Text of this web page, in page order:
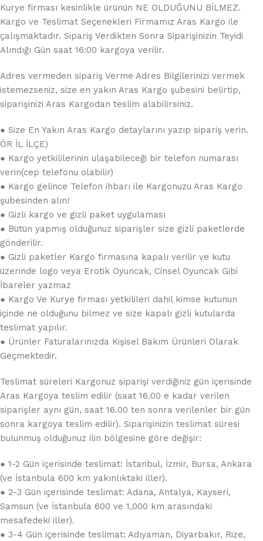
Kurye firması kesinlikle ürünün NE OLDUĞUNU BİLMEZ.
Kargo ve Teslimat Seçenekleri Firmamız Aras Kargo ile
çalışmaktadır. Sipariş Verdikten Sonra Siparişinizin Teyidi
Alındığı Gün saat 16:00 kargoya verilir.
Adres vermeden sipariş Verme Adres Bilgilerinizi vermek
istemezseniz, size en yakın Aras Kargo şubesini belirtip,
siparişinizi Aras Kargodan teslim alabilirsiniz.
● Size En Yakın Aras Kargo detaylarını yazıp sipariş verin.
ÖR İL İLÇE)
● Kargo yetkililerinin ulaşabileceği bir telefon numarası
verin(cep telefonu olabilir)
● Kargo gelince Telefon ihbarı ile Kargonuzu Aras Kargo
şubesinden alın!
● Gizli kargo ve gizli paket uygulaması
● Bütün yapmış olduğunuz siparişler size gizli paketlerde
gönderilir.
● Gizli paketler Kargo firmasına kapalı verilir ve kutu
üzerinde logo veya Erotik Oyuncak, Cinsel Oyuncak Gibi
İbareler yazmaz
● Kargo Ve Kurye firması yetkilileri dahil kimse kutunun
içinde ne olduğunu bilmez ve size kapalı gizli kutularda
teslimat yapılır.
● Ürünler Faturalarınızda Kişisel Bakım Ürünleri Olarak
Geçmektedir.
Teslimat süreleri Kargonuz siparişi verdiğiniz gün içerisinde
Aras Kargoya teslim edilir (saat 16.00 e kadar verilen
siparişler aynı gün, saat 16.00 ten sonra verilenler bir gün
sonra kargoya teslim edilir). Siparişinizin teslimat süresi
bulunmuş olduğunuz ilin bölgesine göre değişir:
● 1-2 Gün içerisinde teslimat: İstanbul, İzmir, Bursa, Ankara
(ve İstanbula 600 km yakınlıktaki iller).
● 2-3 Gün içerisinde teslimat: Adana, Antalya, Kayseri,
Samsun (ve İstanbula 600 ve 1,000 km arasındaki
mesafedeki iller).
● 3-4 Gün içerisinde teslimat: Adıyaman, Diyarbakır, Rize,